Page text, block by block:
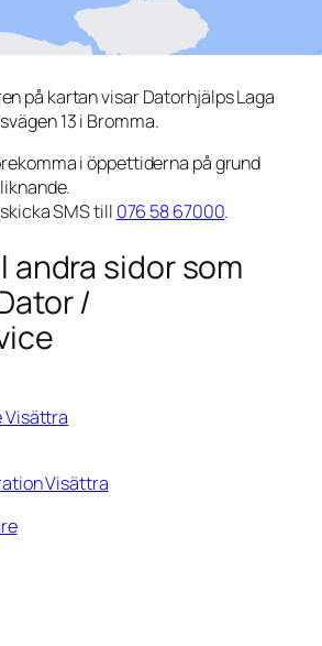
på kartan visar Datorhjälps Laga
13 i Bromma.
i öppettiderna på grund
SMS till 076 58 67000.
andra sidor som
/
Visättra
Visättra